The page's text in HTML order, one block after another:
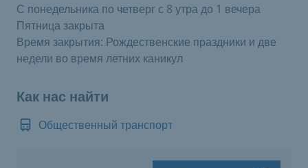
С понедельника по четверг с 8 утра до 1 вечера
Пятница закрыта
Время закрытия: Рождественские праздники и две
недели во время летних каникул
Как нас найти
Общественный транспорт